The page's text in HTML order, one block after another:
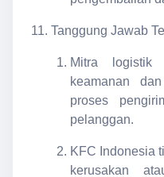
Tanggung Jawab
Mitra logistik
keamanan
proses
pelanggan.
KFC Indonesia
kerusakan